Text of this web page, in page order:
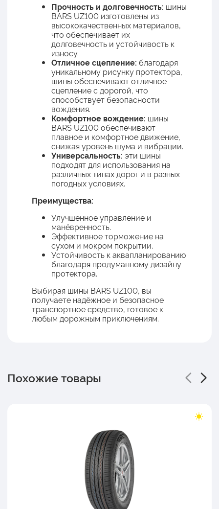
Прочность и долговечность: шины
BARS UZ100 изготовлены из
высококачественных материалов,
что обеспечивает их
долговечность и устойчивость к
износу.
Отличное сцепление: благодаря
уникальному рисунку протектора,
шины обеспечивают отличное
сцепление с дорогой, что
способствует безопасности
вождения.
Комфортное вождение: шины
BARS UZ100 обеспечивают
плавное и комфортное движение,
снижая уровень шума и вибрации.
Универсальность:эти шины
подходят для использования на
различных типах дорог и в разных
погодных условиях.
Преимущества:
Улучшенное управление и
манёвренность.
Эффективное торможение на
сухом и мокром покрытии.
Устойчивость к аквапланированию
благодаря продуманному дизайну
протектора.
Выбирая шины BARS UZ100, вы
получаете надёжное и безопасное
транспортное средство, готовое к
любым дорожным приключениям.
Похожие товары